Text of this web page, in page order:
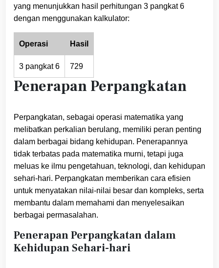
yang menunjukkan hasil perhitungan 3 pangkat 6
dengan menggunakan kalkulator:
Operasi Hasil
3 pangkat 6 729
Penerapan Perpangkatan
Perpangkatan, sebagai operasi matematika yang
melibatkan perkalian berulang, memiliki peran penting
dalam berbagai bidang kehidupan. Penerapannya
tidak terbatas pada matematika murni, tetapi juga
meluas ke ilmu pengetahuan, teknologi, dan kehidupan
sehari-hari. Perpangkatan memberikan cara efisien
untuk menyatakan nilai-nilai besar dan kompleks, serta
membantu dalam memahami dan menyelesaikan
berbagai permasalahan.
Penerapan Perpangkatan dalam
Kehidupan Sehari-hari